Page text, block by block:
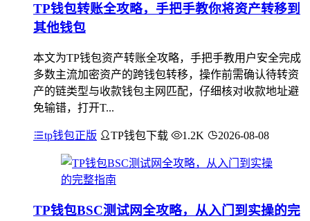
TP钱包转账全攻略，手把手教你将资产转移到
其他钱包
本文为TP钱包资产转账全攻略，手把手教用户安全完成
多数主流加密资产的跨钱包转移，操作前需确认待转资
产的链类型与收款钱包主网匹配，仔细核对收款地址避
免输错，打开T...
tp钱包正版 TP钱包下载 1.2K 2026-08-08
TP钱包BSC测试网全攻略，从入门到实操的完